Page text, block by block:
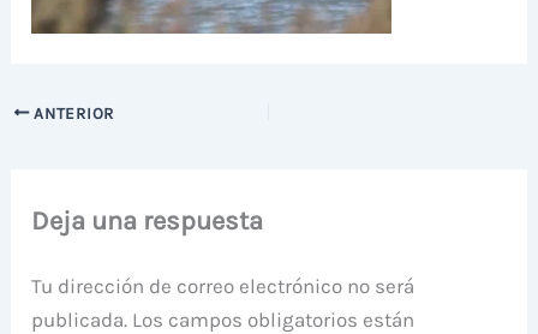
ANTERIOR
Deja una respuesta
Tu dirección de correo electrónico no será
publicada. Los campos obligatorios están